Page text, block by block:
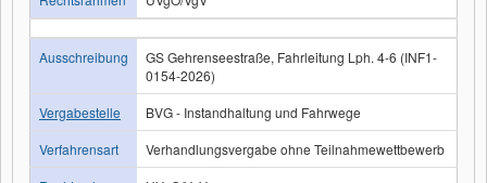
Ausschreibung
GS Gehrenseestraße, Fahrleitung Lph. 4-6 (INF1-
0154-2026)
Vergabestelle
BVG - Instandhaltung und Fahrwege
Verfahrensart
Verhandlungsvergabe ohne Teilnahmewettbewerb